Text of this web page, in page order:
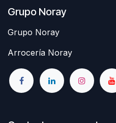
Grupo Noray
Grupo Noray
Arrocería Noray